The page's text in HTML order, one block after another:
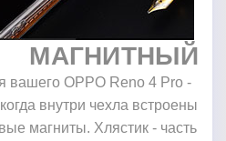
МАГНИТНЫЙ
вашего OPPO Reno 4 Pro -
внутри чехла встроены
магниты. Хлястик - часть